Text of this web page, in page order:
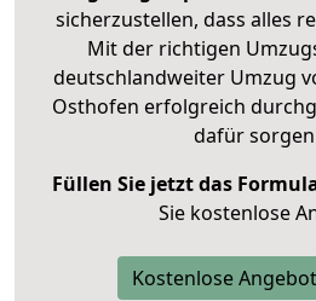
sicherzustellen, dass alles
Mit der richtigen
deutschlandweiter Umzug
Osthofen erfolgreich
dafür sorgen
Füllen Sie jetzt das
Sie kostenlose
Kostenlose